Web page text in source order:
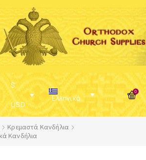
$
USD
Ελληνικά
0
Κρεμαστά Κανδήλια
Κανδήλια